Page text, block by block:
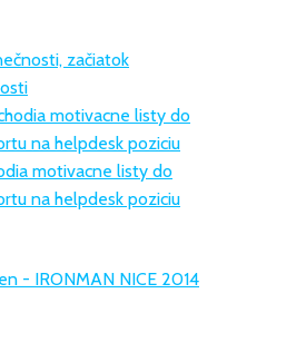
začiatok
motivacne listy do
na helpdesk poziciu
- IRONMAN NICE 2014